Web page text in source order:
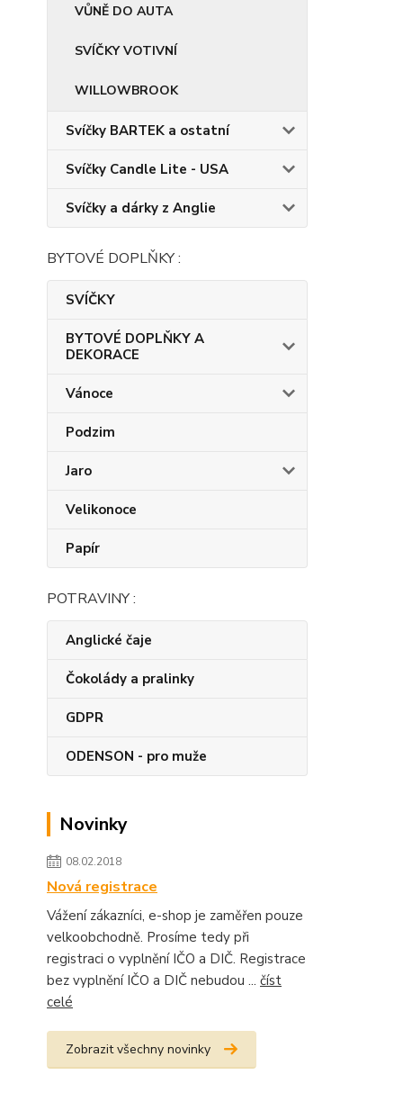
VŮNĚ DO AUTA
SVÍČKY VOTIVNÍ
WILLOWBROOK
Svíčky BARTEK a ostatní
Svíčky Candle Lite - USA
Svíčky a dárky z Anglie
BYTOVÉ DOPLŇKY :
SVÍČKY
BYTOVÉ DOPLŇKY A
DEKORACE
Vánoce
Podzim
Jaro
Velikonoce
Papír
POTRAVINY :
Anglické čaje
Čokolády a pralinky
GDPR
ODENSON - pro muže
Novinky
08.02.2018
Nová registrace
Vážení zákazníci, e-shop je zaměřen pouze
velkoobchodně. Prosíme tedy při
registraci o vyplnění IČO a DIČ. Registrace
bez vyplnění IČO a DIČ nebudou ... číst
celé
Zobrazit všechny novinky